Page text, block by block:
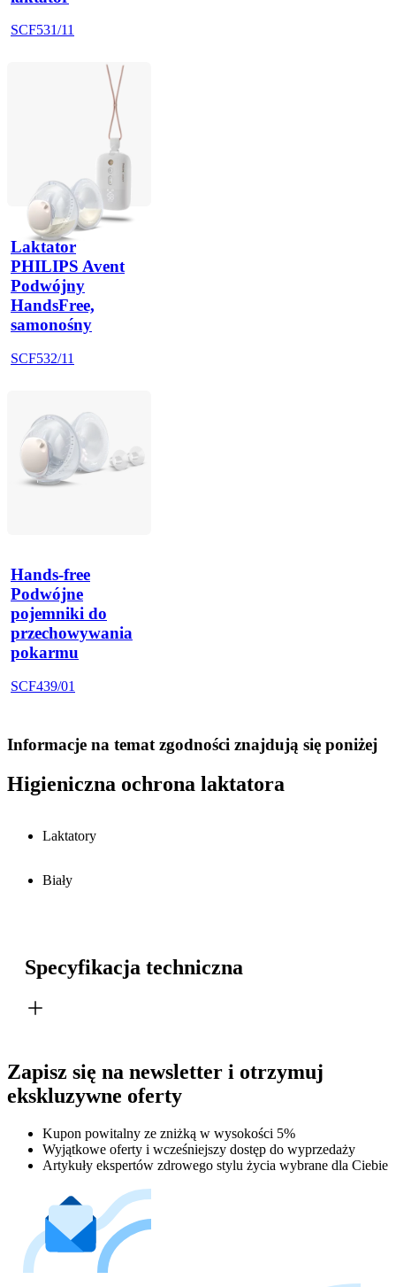
SCF531/11
Laktator
PHILIPS Avent
Podwójny
HandsFree,
samonośny
SCF532/11
Hands-free
Podwójne
pojemniki do
przechowywania
pokarmu
SCF439/01
Informacje na temat zgodności znajdują się poniżej
Higieniczna ochrona laktatora
Laktatory
Biały
Specyfikacja techniczna
Zapisz się na newsletter i otrzymuj
ekskluzywne oferty
Kupon powitalny ze zniżką w wysokości 5%
Wyjątkowe oferty i wcześniejszy dostęp do wyprzedaży
Artykuły ekspertów zdrowego stylu życia wybrane dla Ciebie